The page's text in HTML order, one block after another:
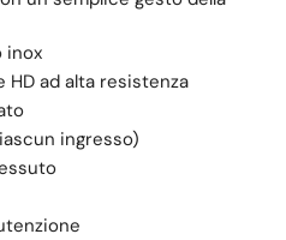
inox
ad alta resistenza
ingresso)